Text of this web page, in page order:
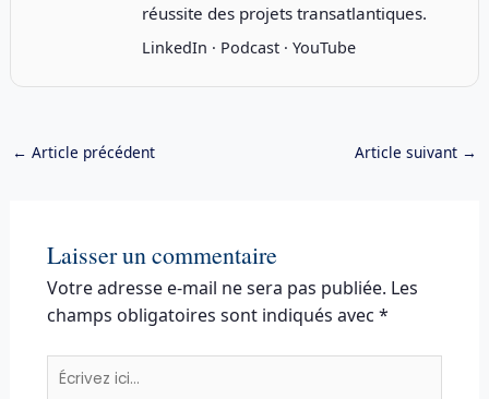
réussite des projets transatlantiques.
LinkedIn · Podcast· YouTube
← Article précédent Article suivant →
Laisser un commentaire
Votre adresse e-mail ne sera pas publiée. Les
champs obligatoires sont indiqués avec *
Écrivez